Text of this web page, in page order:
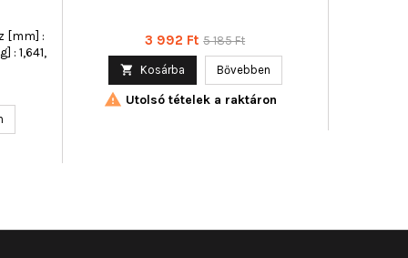
[mm] :
: 1,641,
Ár
3 992 Ft Normál
5 185 Ft
 Kosárba Bővebben
 Utolsó tételek a raktáron